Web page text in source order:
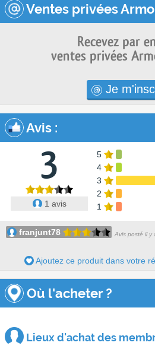
Ventes privées
Recevez par
ventes privées
Je
Avis :
3
1 avis
5
4
3
2
1
franjunt78 Avis posté il y
Ajoutez ce produit dans votre
Où l'acheter ?
Lieux d'achat des